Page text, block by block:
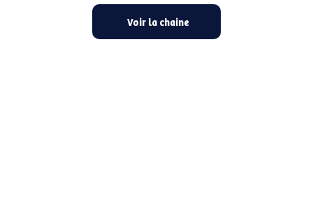
Voir la chaine